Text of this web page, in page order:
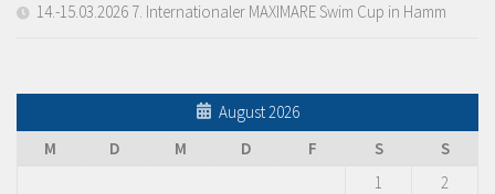
14.-15.03.2026 7. Internationaler MAXIMARE Swim Cup in Hamm
August 2026
M
D M D F S
S
1
2